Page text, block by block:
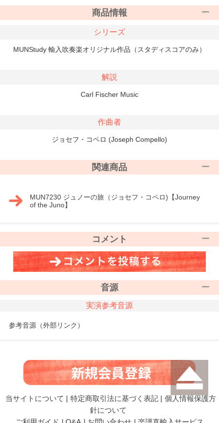
商品情報
シリーズ
MUNStudy 輸入吹奏楽オリジナル作品（スタディスコアのみ）
解説
Carl Fischer Music
作曲者
ジョセフ・コペロ (Joseph Compello)
関連商品
MUN7230 ジュノーの旅（ジョセフ・コペロ)【Journey
of the Juno】
コメント
音源
実演参考音源
参考音源（外部リンク）
当サイトについて | 特定商取引法に基づく表記 | 個人情報保護方
針について